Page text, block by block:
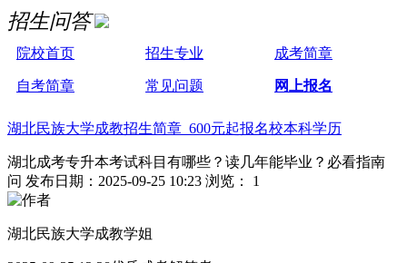
招生问答
院校首页 招生专业 成考简章
自考简章 常见问题 网上报名
湖北民族大学成教招生简章 600元起报名校本科学历
湖北成考专升本考试科目有哪些？读几年能毕业？必看指南
问 发布日期：2025-09-25 10:23 浏览： 1
湖北民族大学成教学姐